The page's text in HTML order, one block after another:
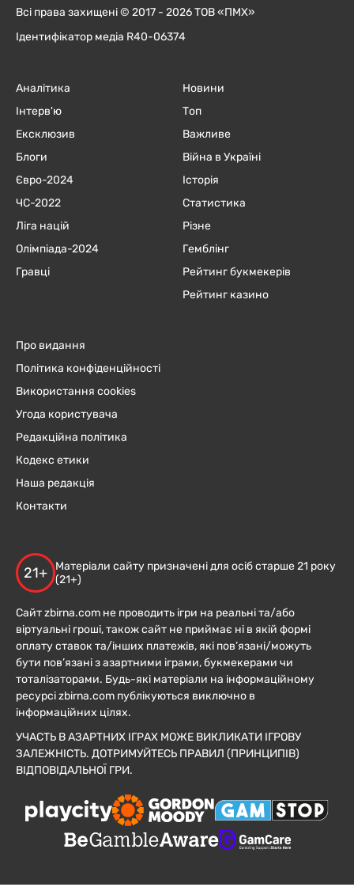
Всі права захищені © 2017 - 2026 ТОВ «ПМХ»
Ідентифікатор медіа R40-06374
Аналітика
Інтерв'ю
Ексклюзив
Блоги
Євро-2024
ЧC-2022
Ліга націй
Олімпіада-2024
Гравці
Новини
Топ
Важливе
Війна в Україні
Історія
Статистика
Різне
Гемблінг
Рейтинг букмекерів
Рейтинг казино
Про видання
Політика конфіденційності
Використання cookies
Угода користувача
Редакційна політика
Кодекс етики
Наша редакція
Контакти
21+
Матеріали сайту призначені для осіб старше 21 року
(21+)
Сайт zbirna.com не проводить ігри на реальні та/або
віртуальні гроші, також сайт не приймає ні в якій формі
оплату ставок та/інших платежів, які пов’язані/можуть
бути пов’язані з азартними іграми, букмекерами чи
тоталізаторами. Будь-які матеріали на інформаційному
ресурсі zbirna.com публікуються виключно в
інформаційних цілях.
УЧАСТЬ В АЗАРТНИХ ІГРАХ МОЖЕ ВИКЛИКАТИ ІГРОВУ
ЗАЛЕЖНІСТЬ. ДОТРИМУЙТЕСЬ ПРАВИЛ (ПРИНЦИПІВ)
ВІДПОВІДАЛЬНОЇ ГРИ.